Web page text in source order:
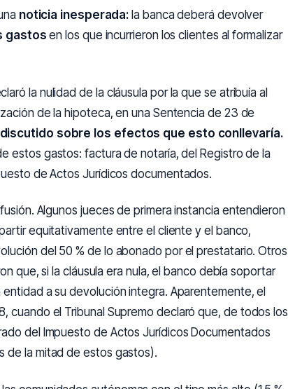
noticia inesperada: la banca deberá devolver
gastosen los que incurrieron los clientes al formalizar
la nulidad de la cláusula por la que se atribuía al
de la hipoteca, en una Sentencia de 23 de
sobre los efectos que esto conllevaría.
estos gastos: factura de notaría, del Registro de la
de Actos Jurídicos documentados.
Algunos jueces de primera instancia entendieron
equitativamente entre el cliente y el banco,
del 50 % de lo abonado por el prestatario. Otros
que, si la cláusula era nula, el banco debía soportar
a su devolución integra. Aparentemente, el
cuando el Tribunal Supremo declaró que, de todos los
del Impuesto de Actos Jurídicos Documentados
de la mitad de estos gastos).